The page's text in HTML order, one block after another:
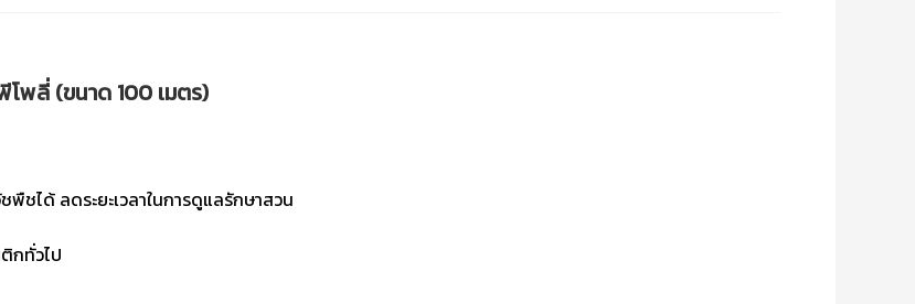
พลี่ (ขนาด 100 เมตร)
ได้ ลดระยะเวลาในการดูแลรักษาสวน
กทั่วไป